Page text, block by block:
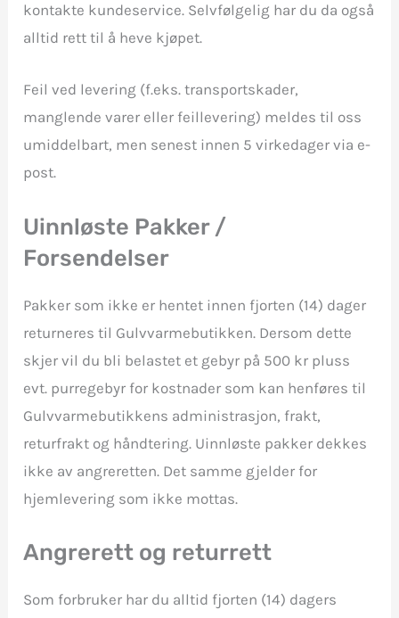
kontakte kundeservice. Selvfølgelig har du da også
alltid rett til å heve kjøpet.
Feil ved levering (f.eks. transportskader,
manglende varer eller feillevering) meldes til oss
umiddelbart, men senest innen 5 virkedager via e-
post.
Uinnløste Pakker /
Forsendelser
Pakker som ikke er hentet innen fjorten (14) dager
returneres til Gulvvarmebutikken. Dersom dette
skjer vil du bli belastet et gebyr på 500 kr pluss
evt. purregebyr for kostnader som kan henføres til
Gulvvarmebutikkens administrasjon, frakt,
returfrakt og håndtering. Uinnløste pakker dekkes
ikke av angreretten. Det samme gjelder for
hjemlevering som ikke mottas.
Angrerett og returrett
Som forbruker har du alltid fjorten (14) dagers